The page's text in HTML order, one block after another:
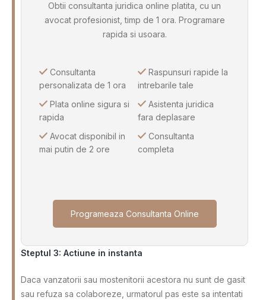
Obtii consultanta juridica online platita, cu un
avocat profesionist, timp de 1 ora. Programare
rapida si usoara.
Consultanta
personalizata de 1 ora
Plata online sigura si
rapida
Avocat disponibil in
mai putin de 2 ore
Raspunsuri rapide la
intrebarile tale
Asistenta juridica
fara deplasare
Consultanta
completa
Programeaza Consultanta Online
Steptul 3: Actiune in instanta
Daca vanzatorii sau mostenitorii acestora nu sunt de gasit
sau refuza sa colaboreze, urmatorul pas este sa intentati